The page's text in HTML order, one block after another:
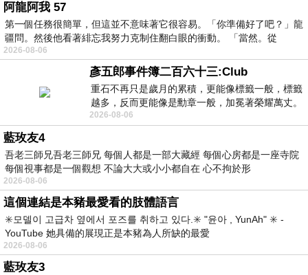
阿龍阿我 57
第一個任務很簡單，但這並不意味著它很容易。「你準備好了吧？」龍
疆問。然後他看著緋忘我努力克制住翻白眼的衝動。 「當然。從
2026-08-06
彥五郎事件簿二百六十三:Club
重石不再只是歲月的累積，更能像標籤一般，標籤
越多，反而更能像是勳章一般，加冕著榮耀萬丈。
習慣一如縱容，成了再難輕輕放下的罪證
2026-08-06
藍玫友4
吾老三師兄吾老三師兄 每個人都是一部大藏經 每個心房都是一座寺院
每個視事都是一個觀想 不論大大或小小都自在 心不拘於形
2026-08-06
這個連結是本豬最愛看的肢體語言
✳️모델이 고급차 옆에서 포즈를 취하고 있다.✳️ "윤아 , YunAh" ✳️ -
YouTube 她具備的展現正是本豬為人所缺的最愛
2026-08-06
藍玫友3